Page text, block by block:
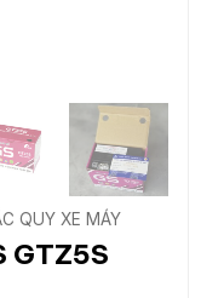
QUY XE MÁY
GTZ5S